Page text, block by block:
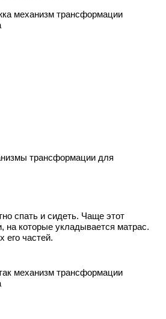
трансформации для
спать и сидеть. Чаще этот
на которые укладывается матрас.
его частей.